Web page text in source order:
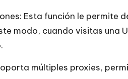
Esta función le permite
modo, cuando visitas
múltiples proxies,